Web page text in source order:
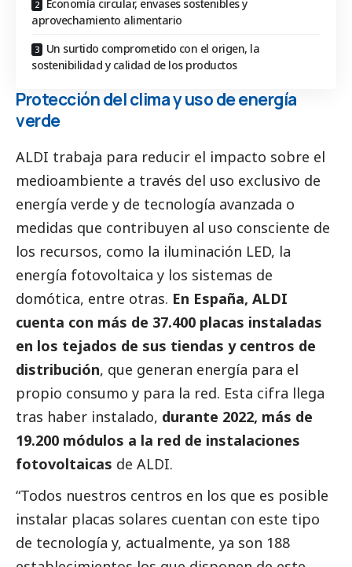
Economía circular, envases sostenibles y
aprovechamiento alimentario
Un surtido comprometido con el origen, la
sostenibilidad y calidad de los productos
Protección del clima y uso de energía
verde
ALDI trabaja para reducir el impacto sobre el
medioambiente a través del uso exclusivo de
energía verde y de tecnología avanzada o
medidas que contribuyen al uso consciente de
los recursos, como la iluminación LED, la
energía fotovoltaica y los sistemas de
domótica, entre otras. En España, ALDI
cuenta con más de 37.400 placas instaladas
en los tejados de sus tiendas y centros de
distribución, que generan energía para el
propio consumo y para la red. Esta cifra llega
tras haber instalado, durante 2022, más de
19.200 módulos a la red de instalaciones
fotovoltaicas de ALDI.
“Todos nuestros centros en los que es posible
instalar placas solares cuentan con este tipo
de tecnología y, actualmente, ya son 188